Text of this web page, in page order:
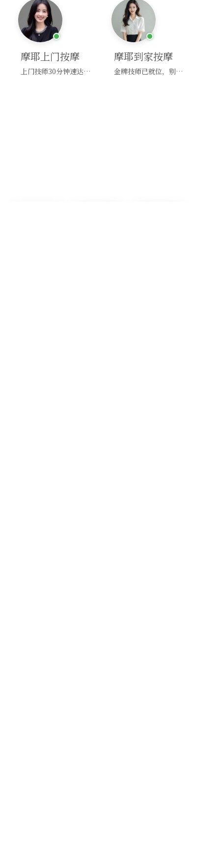
摩耶上门按摩
上门技师30分钟速达，别问，快约！
摩耶到家按摩
金牌技师已就位，别纠结，马上预约！